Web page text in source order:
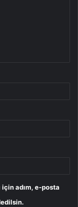
için adım, e-posta